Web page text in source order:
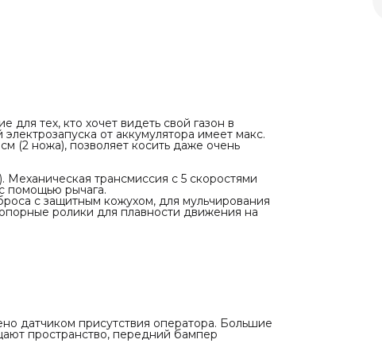
пространство, передний бампер защищает от
для тех, кто хочет видеть свой газон в
от аккумулятора имеет макс.
(2 ножа), позволяет косить даже очень
трансмиссия с 5 скоростями
помощью рычага.
с защитным кожухом, для мульчирования
ролики для плавности движения на
датчиком присутствия оператора. Большие
пространство, передний бампер